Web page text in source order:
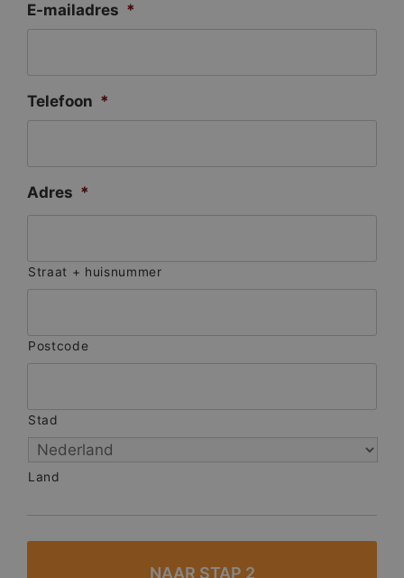
E-mailadres *
Telefoon *
Adres *
Straat + huisnummer
Postcode
Stad
Land